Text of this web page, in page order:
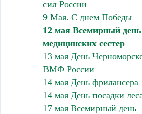
сил России
9 Мая. С днем Победы
12 мая Всемирный день
медицинских сестер
13 мая День
ВМФ России
14 мая День фрилансера
14 мая День посадки
17 мая Всемирный день